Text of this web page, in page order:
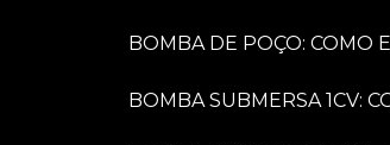
BOMBA DE POÇO: COMO
BOMBA SUBMERSA 1CV: